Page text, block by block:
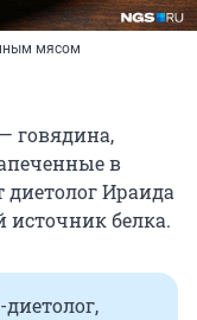
мясом
говядина,
в
диетолог Ираида
источник белка.